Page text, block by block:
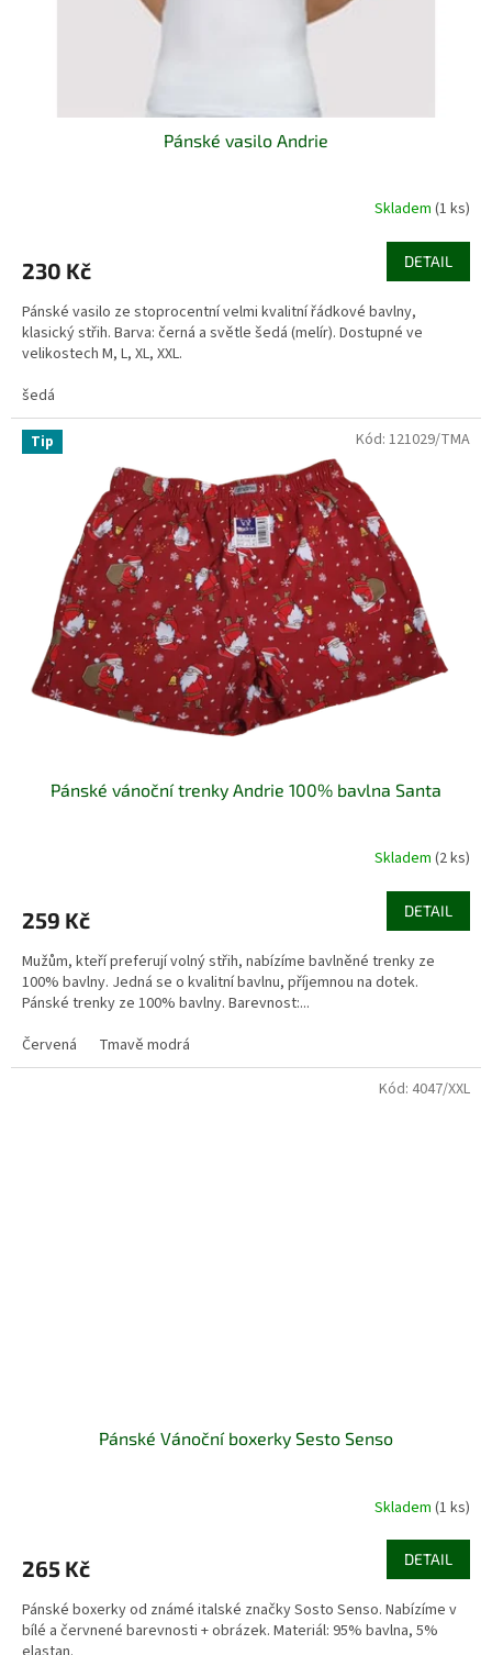
Pánské vasilo Andrie
Skladem (1 ks)
230 Kč DETAIL
Pánské vasilo ze stoprocentní velmi kvalitní řádkové bavlny,
klasický střih. Barva: černá a světle šedá (melír). Dostupné ve
velikostech M, L, XL, XXL.
šedá
Tip
Pánské vánoční trenky Andrie 100% bavlna Santa
Skladem (2 ks)
259 Kč DETAIL
Mužům, kteří preferují volný střih, nabízíme bavlněné trenky ze
100% bavlny. Jedná se o kvalitní bavlnu, příjemnou na dotek.
Pánské trenky ze 100% bavlny. Barevnost:...
Červená
Tmavě modrá
Kód: 121029/TMA
Pánské Vánoční boxerky Sesto Senso
Skladem (1 ks)
265 Kč DETAIL
Pánské boxerky od známé italské značky Sosto Senso. Nabízíme v
bílé a červnené barevnosti + obrázek. Materiál: 95% bavlna, 5%
Kód: 4047/XXL